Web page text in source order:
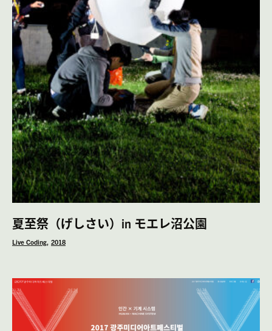
夏至祭（げしさい）in モエレ沼公園
Live Coding 2018